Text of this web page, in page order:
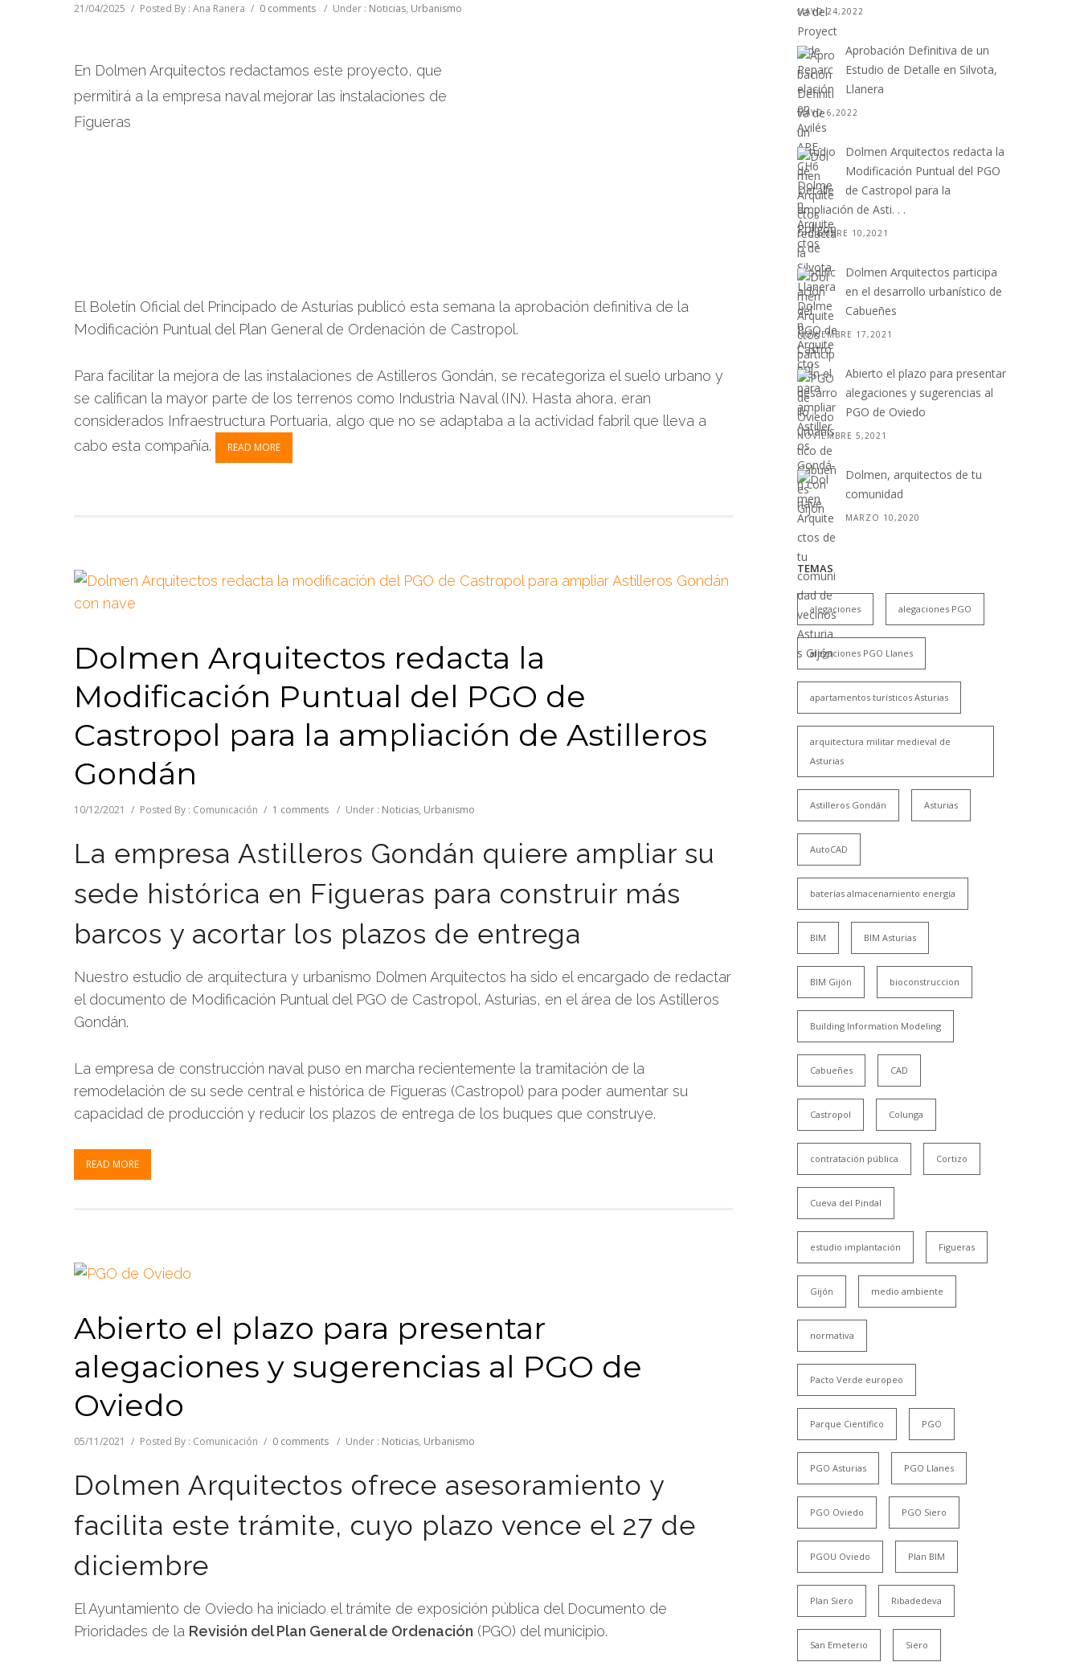
21/04/2025 / Posted By : Ana Ranera / 0 comments / Under : Noticias, Urbanismo
En Dolmen Arquitectos redactamos este proyecto, que
permitirá a la empresa naval mejorar las instalaciones de
Figueras
El Boletín Oficial del Principado de Asturias publicó esta semana la aprobación definitiva de la
Modificación Puntual del Plan General de Ordenación de Castropol.
Para facilitar la mejora de las instalaciones de Astilleros Gondán, se recategoriza el suelo urbano y
se califican la mayor parte de los terrenos como Industria Naval (IN). Hasta ahora, eran
considerados Infraestructura Portuaria, algo que no se adaptaba a la actividad fabril que lleva a
cabo esta compañía.
READ MORE
Dolmen Arquitectos redacta la
Modificación Puntual del PGO de
Castropol para la ampliación de Astilleros
Gondán
10/12/2021 / Posted By : Comunicación / 1 comments / Under : Noticias, Urbanismo
La empresa Astilleros Gondán quiere ampliar su
sede histórica en Figueras para construir más
barcos y acortar los plazos de entrega
Nuestro estudio de arquitectura y urbanismo Dolmen Arquitectos ha sido el encargado de redactar
el documento de Modificación Puntual del PGO de Castropol, Asturias, en el área de los Astilleros
Gondán.
La empresa de construcción naval puso en marcha recientemente la tramitación de la
remodelación de su sede central e histórica de Figueras (Castropol) para poder aumentar su
capacidad de producción y reducir los plazos de entrega de los buques que construye.
READ MORE
Abierto el plazo para presentar
alegaciones y sugerencias al PGO de
Oviedo
05/11/2021 / Posted By : Comunicación / 0 comments / Under : Noticias, Urbanismo
Dolmen Arquitectos ofrece asesoramiento y
facilita este trámite, cuyo plazo vence el 27 de
diciembre
El Ayuntamiento de Oviedo ha iniciado el trámite de exposición pública del Documento de
Prioridades de la Revisión del Plan General de Ordenación (PGO) del municipio.
MAYO 24,2022
Aprobación Definitiva de un
Estudio de Detalle en Silvota,
Llanera
MAYO 6,2022
Dolmen Arquitectos redacta la
Modificación Puntual del PGO
de Castropol para la
ampliación de Asti. . .
DICIEMBRE 10,2021
Dolmen Arquitectos participa
en el desarrollo urbanístico de
Cabueñes
NOVIEMBRE 17,2021
Abierto el plazo para presentar
alegaciones y sugerencias al
PGO de Oviedo
NOVIEMBRE 5,2021
Dolmen, arquitectos de tu
comunidad
MARZO 10,2020
TEMAS
alegaciones alegaciones PGO
alegaciones PGO Llanes
apartamentos turísticos Asturias
arquitectura militar medieval de
Asturias
Astilleros Gondán Asturias
AutoCAD
baterías almacenamiento energía
BIM BIM Asturias
BIM Gijón bioconstruccion
Building Information Modeling
Cabueñes CAD
Castropol Colunga
contratación pública Cortizo
Cueva del Pindal
estudio implantación Figueras
Gijón medio ambiente
normativa
Pacto Verde europeo
Parque Científico PGO
PGO Asturias PGO Llanes
PGO Oviedo PGO Siero
PGOU Oviedo Plan BIM
Plan Siero Ribadedeva
San Emeterio Siero